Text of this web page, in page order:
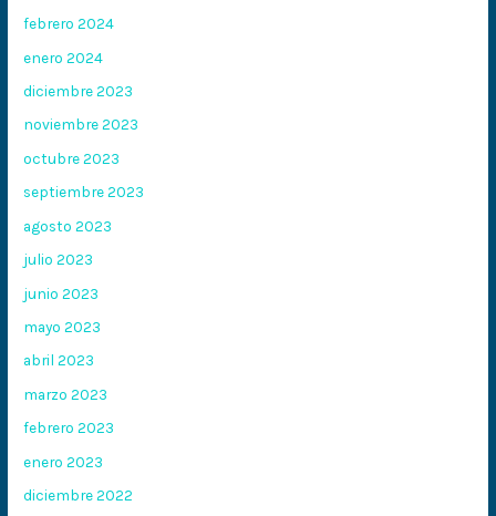
febrero 2024
enero 2024
diciembre 2023
noviembre 2023
octubre 2023
septiembre 2023
agosto 2023
julio 2023
junio 2023
mayo 2023
abril 2023
marzo 2023
febrero 2023
enero 2023
diciembre 2022